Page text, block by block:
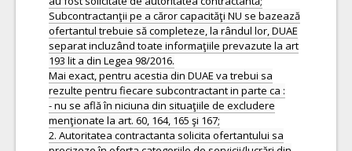
Subcontractanţii pe a căror capacităţi NU se bazează
ofertantul trebuie să completeze, la rândul lor, DUAE
separat incluzând toate informaţiile prevazute la art
193 lit a din Legea 98/2016.
Mai exact, pentru acestia din DUAE va trebui sa
rezulte pentru fiecare subcontractant in parte ca :
- nu se află în niciuna din situaţiile de excludere
menţionate la art. 60, 164, 165 şi 167;
2. Autoritatea contractanta solicita ofertantului sa